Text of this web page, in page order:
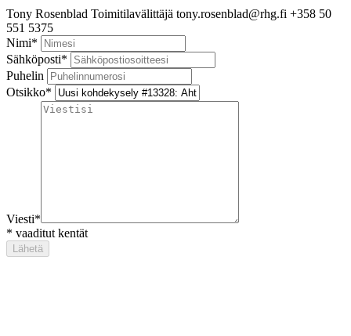
Tony Rosenblad Toimitilavälittäjä tony.rosenblad@rhg.fi +358 50
551 5375
Nimi*
Sähköposti*
Puhelin
Otsikko*
Viesti*
* vaaditut kentät